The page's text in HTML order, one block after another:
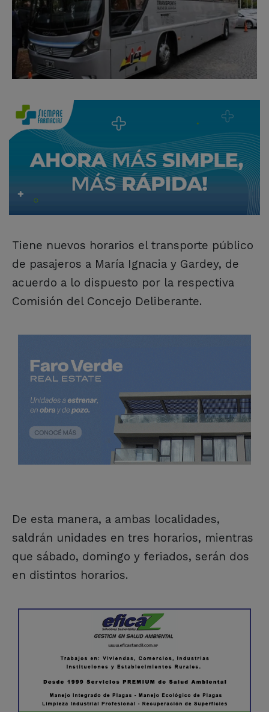
Tiene nuevos horarios el transporte público
de pasajeros a María Ignacia y Gardey, de
acuerdo a lo dispuesto por la respectiva
Comisión del Concejo Deliberante.
De esta manera, a ambas localidades,
saldrán unidades en tres horarios, mientras
que sábado, domingo y feriados, serán dos
en distintos horarios.